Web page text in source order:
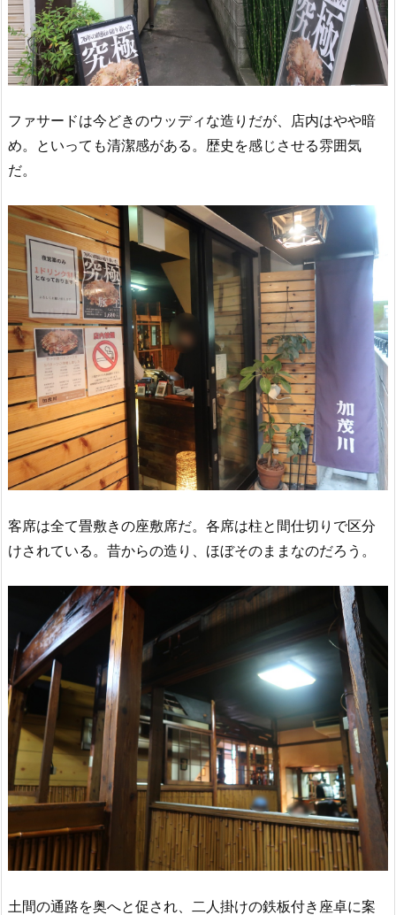
ファサードは今どきのウッディな造りだが、店内はやや暗
め。といっても清潔感がある。歴史を感じさせる雰囲気
だ。
客席は全て畳敷きの座敷席だ。各席は柱と間仕切りで区分
けされている。昔からの造り、ほぼそのままなのだろう。
土間の通路を奥へと促され、二人掛けの鉄板付き座卓に案